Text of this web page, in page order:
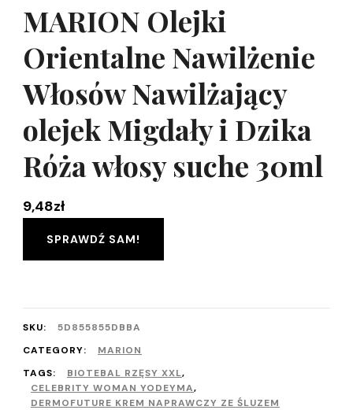
MARION Olejki
Orientalne Nawilżenie
Włosów Nawilżający
olejek Migdały i Dzika
Róża włosy suche 30ml
9,48zł
SPRAWDŹ SAM!
SKU:
5D855855DBBA
CATEGORY:
MARION
TAGS:
BIOTEBAL RZĘSY XXL,
CELEBRITY WOMAN YODEYMA,
DERMOFUTURE KREM NAPRAWCZY ZE ŚLUZEM